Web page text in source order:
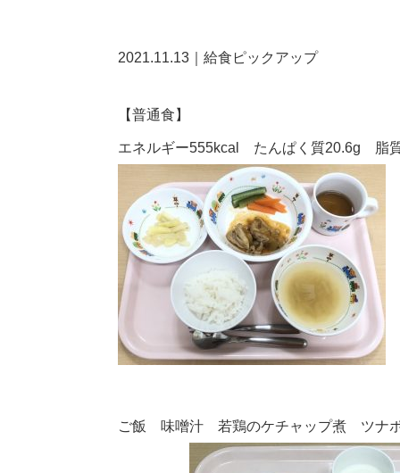
2021.11.13｜給食ピックアップ
【普通食】
エネルギー555kcal たんぱく質20.6g 脂
ご飯 味噌汁 若鶏のケチャップ煮 ツナ